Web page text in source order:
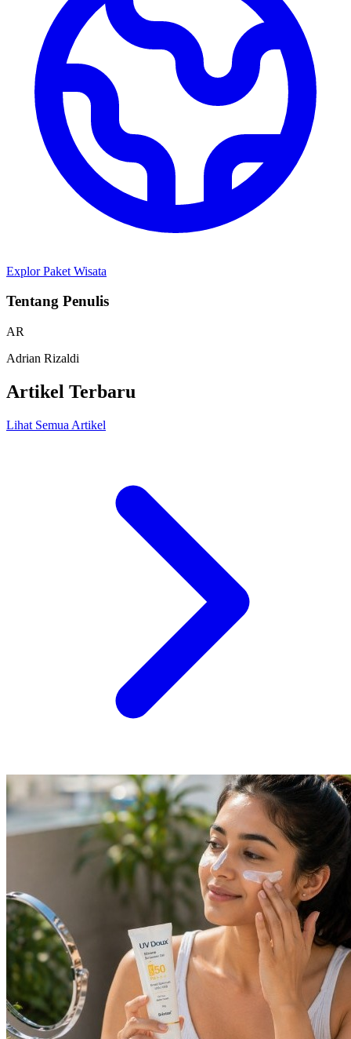
Explor Paket Wisata
Tentang Penulis
AR
Adrian Rizaldi
Artikel Terbaru
Lihat Semua Artikel